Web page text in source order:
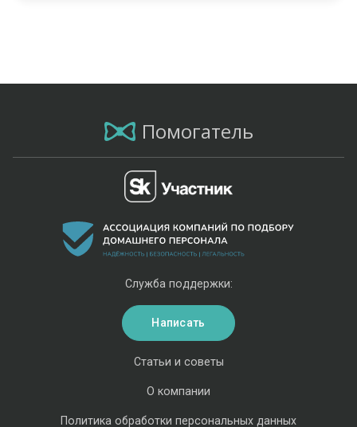
Помогатель
Статьи и советы
О компании
Политика обработки персональных данных
Служба поддержки:
Написать